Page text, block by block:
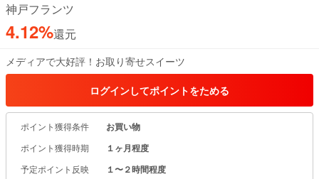
神戸フランツ
4.12%還元
メディアで大好評！お取り寄せスイーツ
もっと見る
ログインしてポイントをためる
ポイント獲得条件 お買い物
ポイント獲得時期 １ヶ月程度
予定ポイント反映 １〜２時間程度